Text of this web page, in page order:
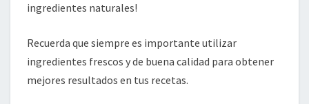
ingredientes naturales!
Recuerda que siempre es importante utilizar
ingredientes frescos y de buena calidad para obtener
mejores resultados en tus recetas.